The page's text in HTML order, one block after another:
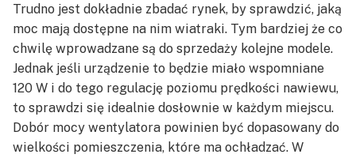
Trudno jest dokładnie zbadać rynek, by sprawdzić, jaką
moc mają dostępne na nim wiatraki. Tym bardziej że co
chwilę wprowadzane są do sprzedaży kolejne modele.
Jednak jeśli urządzenie to będzie miało wspomniane
120 W i do tego regulację poziomu prędkości nawiewu,
to sprawdzi się idealnie dosłownie w każdym miejscu.
Dobór mocy wentylatora powinien być dopasowany do
wielkości pomieszczenia, które ma ochładzać. W